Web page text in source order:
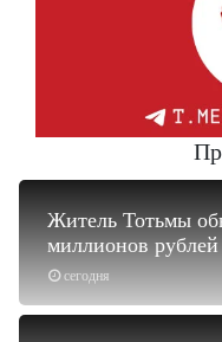
сегодня
Житель Тотьмы
миллионов рублей